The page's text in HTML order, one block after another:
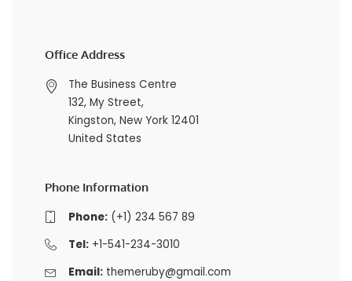
Office Address
The Business Centre
132, My Street,
Kingston, New York 12401
United States
Phone Information
Phone:(+1) 234 567 89
Tel:+1-541-234-3010
Email: themeruby@gmail.com